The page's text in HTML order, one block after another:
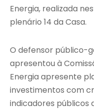
Energia, realizada
plenário 14 da Casa.
O defensor público-
apresentou à
Energia apresente
investimentos com
indicadores públicos